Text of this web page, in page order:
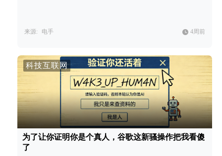
来源: 电手 4周前
科技互联网
为了让你证明你是个真人，谷歌这新骚操作把我看傻
了